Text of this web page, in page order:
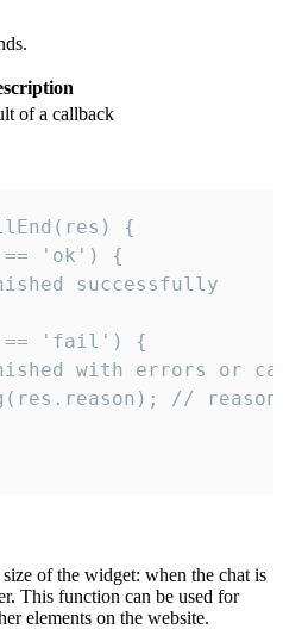
of a callback
{
'ok') {
successfully
'fail') {
with errors or
//
of the widget: when the chat is
This function can be used for
elements on the website.